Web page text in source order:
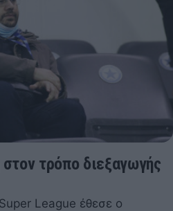
τρόπο διεξαγωγής
League έθεσε ο